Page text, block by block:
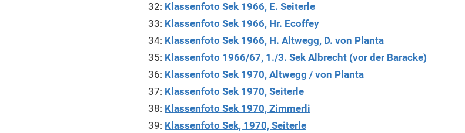
32: Klassenfoto Sek 1966, E. Seiterle
33: Klassenfoto Sek 1966, Hr. Ecoffey
34: Klassenfoto Sek 1966, H. Altwegg, D. von Planta
35: Klassenfoto 1966/67, 1./3. Sek Albrecht (vor der Baracke)
36: Klassenfoto Sek 1970, Altwegg / von Planta
37: Klassenfoto Sek 1970, Seiterle
38: Klassenfoto Sek 1970, Zimmerli
39: Klassenfoto Sek, 1970, Seiterle